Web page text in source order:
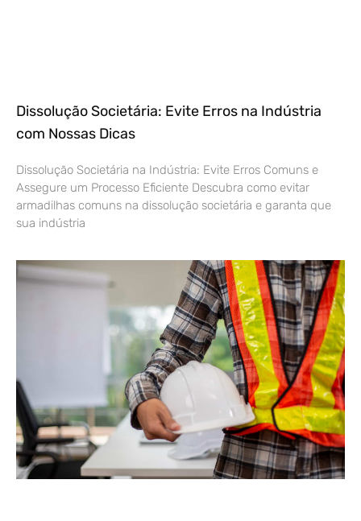
Dissolução Societária: Evite Erros na Indústria
com Nossas Dicas
Dissolução Societária na Indústria: Evite Erros Comuns e
Assegure um Processo Eficiente Descubra como evitar
armadilhas comuns na dissolução societária e garanta que
sua indústria